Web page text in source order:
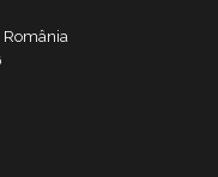
România